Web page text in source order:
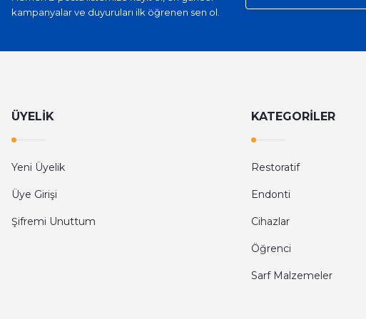
kampanyalar ve duyuruları ilk öğrenen sen ol.
ÜYELİK
Yeni Üyelik
Üye Girişi
Şifremi Unuttum
KATEGORİLER
Restoratif
Endonti
Cihazlar
Öğrenci
Sarf Malzemeler